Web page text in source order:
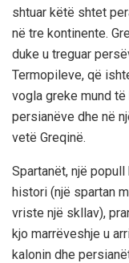
shtuar këtë shtet
në tre kontinente.
duke u treguar
Termopileve, që
vogla greke mund
persianëve dhe në
vetë Greqinë.
Spartanët, një
histori (një spartan
vriste një skllav),
kjo marrëveshje u
kalonin dhe